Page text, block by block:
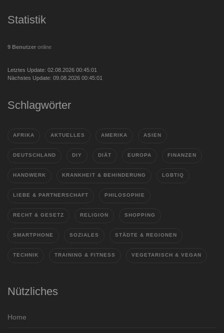
Statistik
9 Benutzer online
Letztes Update: 02.08.2026 00:45:01
Nächstes Update: 09.08.2026 00:45:01
Schlagwörter
AFRIKA AKTUELLES AMERIKA ASIEN
DEUTSCHLAND DIY DIÄT EUROPA FINANZEN
HANDWERK KRANKHEIT & BEHINDERUNG LGBTIQ
LIEBE & PARTNERSCHAFT PHILOSOPHIE
RECHT & GESETZ RELIGION SHOPPING
SMARTPHONE SOZIALES STÄDTE & REGIONEN
TECHNIK TRAINING & FITNESS VEGETARISCH & VEGAN
Nützliches
Home